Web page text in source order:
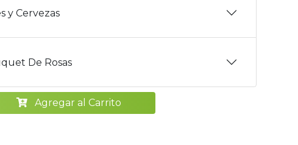
y Cervezas
De Rosas
Agregar al Carrito